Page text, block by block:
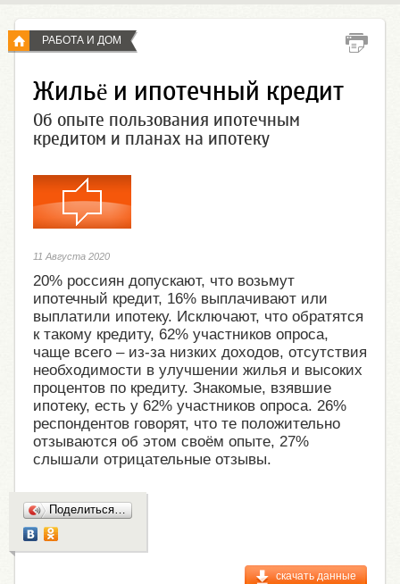
РАБОТА И ДОМ
Жильё и ипотечный кредит
Об опыте пользования ипотечным
кредитом и планах на ипотеку
11 Августа 2020
20% россиян допускают, что возьмут
ипотечный кредит, 16% выплачивают или
выплатили ипотеку. Исключают, что обратятся
к такому кредиту, 62% участников опроса,
чаще всего – из-за низких доходов, отсутствия
необходимости в улучшении жилья и высоких
процентов по кредиту. Знакомые, взявшие
ипотеку, есть у 62% участников опроса. 26%
респондентов говорят, что те положительно
отзываются об этом своём опыте, 27%
слышали отрицательные отзывы.
скачать данные
Поделиться…